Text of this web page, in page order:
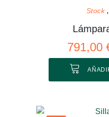
Stock
791,00